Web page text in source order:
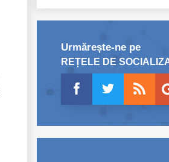
Urmărește-ne pe
REȚELE DE